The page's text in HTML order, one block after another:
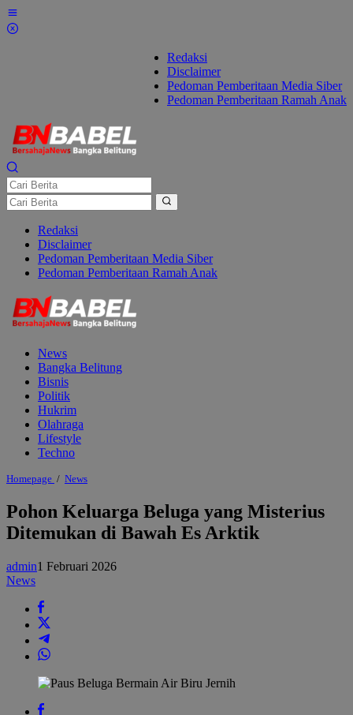
Lewati
ke
Redaksi
Disclaimer
Pedoman Pemberitaan Media Siber
Pedoman Pemberitaan Ramah Anak
Redaksi
Disclaimer
Pedoman Pemberitaan Media Siber
Pedoman Pemberitaan Ramah Anak
News
Bangka Belitung
Bisnis
Politik
Hukrim
Olahraga
Lifestyle
Techno
Homepage / NewsPohon
Beluga
yang
Misterius
Ditemukan
Bawah
Pohon Keluarga Beluga yang Misterius
Ditemukan di Bawah Es Arktik
admin1 Februari 2026
News